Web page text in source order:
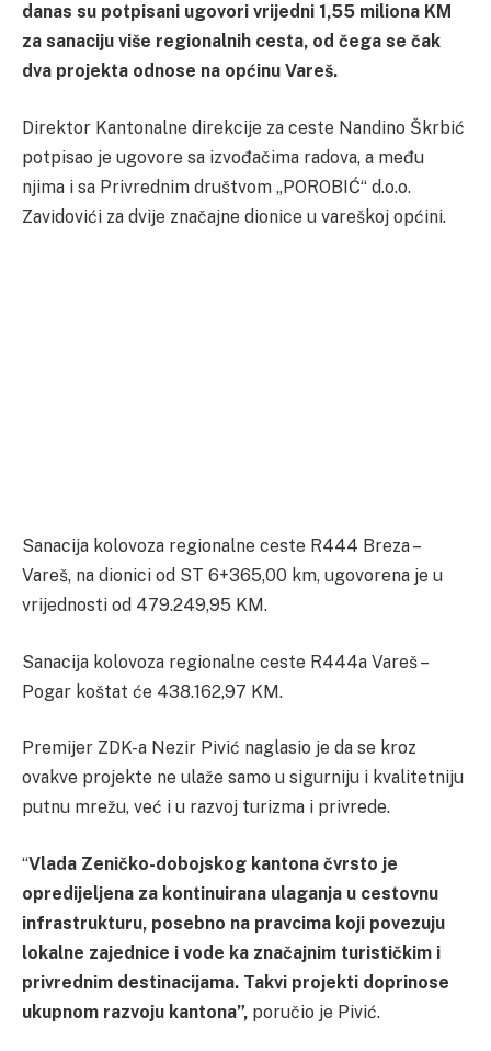
danas su potpisani ugovori vrijedni 1,55 miliona KM
za sanaciju više regionalnih cesta, od čega se čak
dva projekta odnose na općinu Vareš.
Direktor Kantonalne direkcije za ceste Nandino Škrbić
potpisao je ugovore sa izvođačima radova, a među
njima i sa Privrednim društvom „POROBIĆ“ d.o.o.
Zavidovići za dvije značajne dionice u vareškoj općini.
Sanacija kolovoza regionalne ceste R444 Breza –
Vareš, na dionici od ST 6+365,00 km, ugovorena je u
vrijednosti od 479.249,95 KM.
Sanacija kolovoza regionalne ceste R444a Vareš –
Pogar koštat će 438.162,97 KM.
Premijer ZDK-a Nezir Pivić naglasio je da se kroz
ovakve projekte ne ulaže samo u sigurniju i kvalitetniju
putnu mrežu, već i u razvoj turizma i privrede.
“Vlada Zeničko-dobojskog kantona čvrsto je
opredijeljena za kontinuirana ulaganja u cestovnu
infrastrukturu, posebno na pravcima koji povezuju
lokalne zajednice i vode ka značajnim turističkim i
privrednim destinacijama. Takvi projekti doprinose
ukupnom razvoju kantona”, poručio je Pivić.